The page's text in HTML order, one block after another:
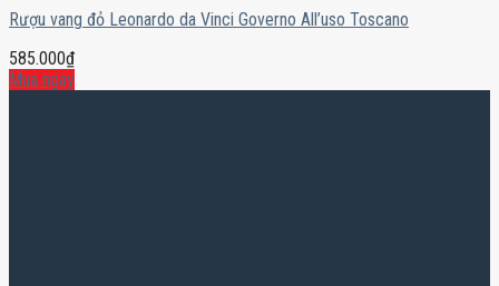
Rượu vang đỏ Leonardo da Vinci Governo All’uso Toscano
585.000₫
Mua ngay